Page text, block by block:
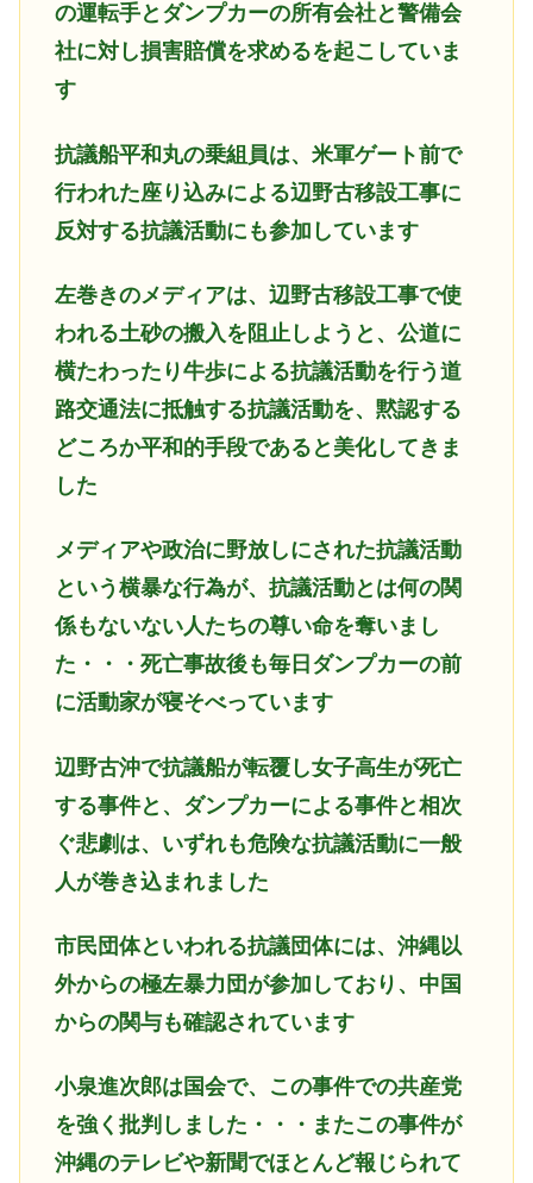
の運転手とダンプカーの所有会社と警備会
社に対し損害賠償を求めるを起こしていま
す
抗議船平和丸の乗組員は、米軍ゲート前で
行われた座り込みによる辺野古移設工事に
反対する抗議活動にも参加しています
左巻きのメディアは、辺野古移設工事で使
われる土砂の搬入を阻止しようと、公道に
横たわったり牛歩による抗議活動を行う道
路交通法に抵触する抗議活動を、黙認する
どころか平和的手段であると美化してきま
した
メディアや政治に野放しにされた抗議活動
という横暴な行為が、抗議活動とは何の関
係もないない人たちの尊い命を奪いまし
た・・・死亡事故後も毎日ダンプカーの前
に活動家が寝そべっています
辺野古沖で抗議船が転覆し女子高生が死亡
する事件と、ダンプカーによる事件と相次
ぐ悲劇は、いずれも危険な抗議活動に一般
人が巻き込まれました
市民団体といわれる抗議団体には、沖縄以
外からの極左暴力団が参加しており、中国
からの関与も確認されています
小泉進次郎は国会で、この事件での共産党
を強く批判しました・・・またこの事件が
沖縄のテレビや新聞でほとんど報じられて